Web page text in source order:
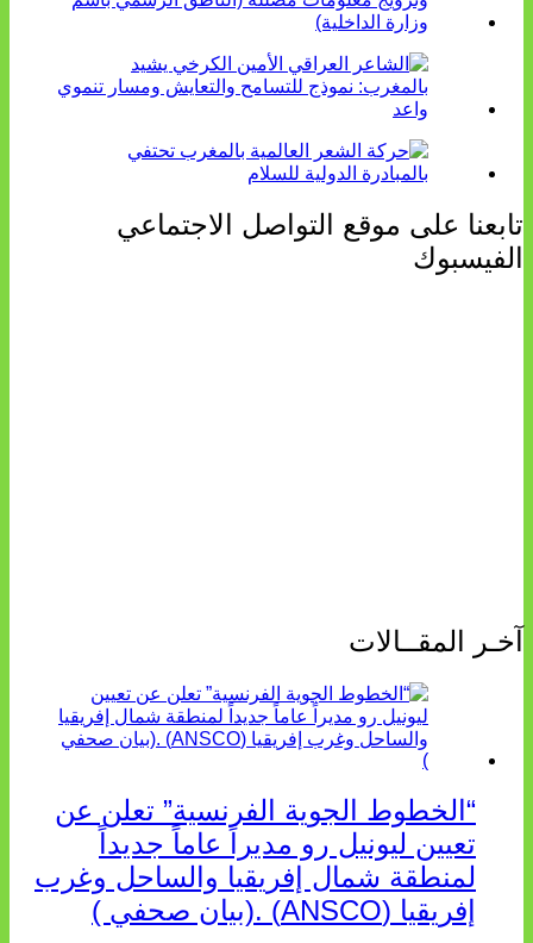
تابعنا على موقع التواصل الاجتماعي
الفيسبوك
آخـر المقــالات
“الخطوط الجوية الفرنسية” تعلن عن
تعيين ليونيل رو مديراً عاماً جديداً
لمنطقة شمال إفريقيا والساحل وغرب
إفريقيا (ANSCO) .(بيان صحفي )